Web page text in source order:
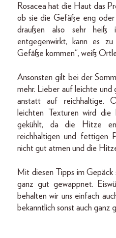
Rosacea hat die Haut das
ob sie die Gefäße eng oder
draußen also sehr
entgegenwirkt, kann es
Gefäße kommen“, weiß
Ansonsten gilt bei der
mehr. Lieber auf leichte und
anstatt auf reichhaltige.
leichten Texturen wird
gekühlt, da die Hitze
reichhaltigen und fettigen
nicht gut atmen und die
Mit diesen Tipps im
ganz gut gewappnet.
behalten wir uns einfach
bekanntlich sonst auch ganz